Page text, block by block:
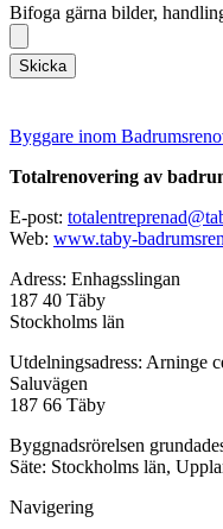
Bifoga gärna bilder,
Skicka
Byggare inom
Totalrenovering av
E-post:
Web: www.taby-
Adress: Enhagsslingan
187 40 Täby
Stockholms län
Utdelningsadress: Arninge
Saluvägen
187 66 Täby
Byggnadsrörelsen
Säte: Stockholms län,
Navigering